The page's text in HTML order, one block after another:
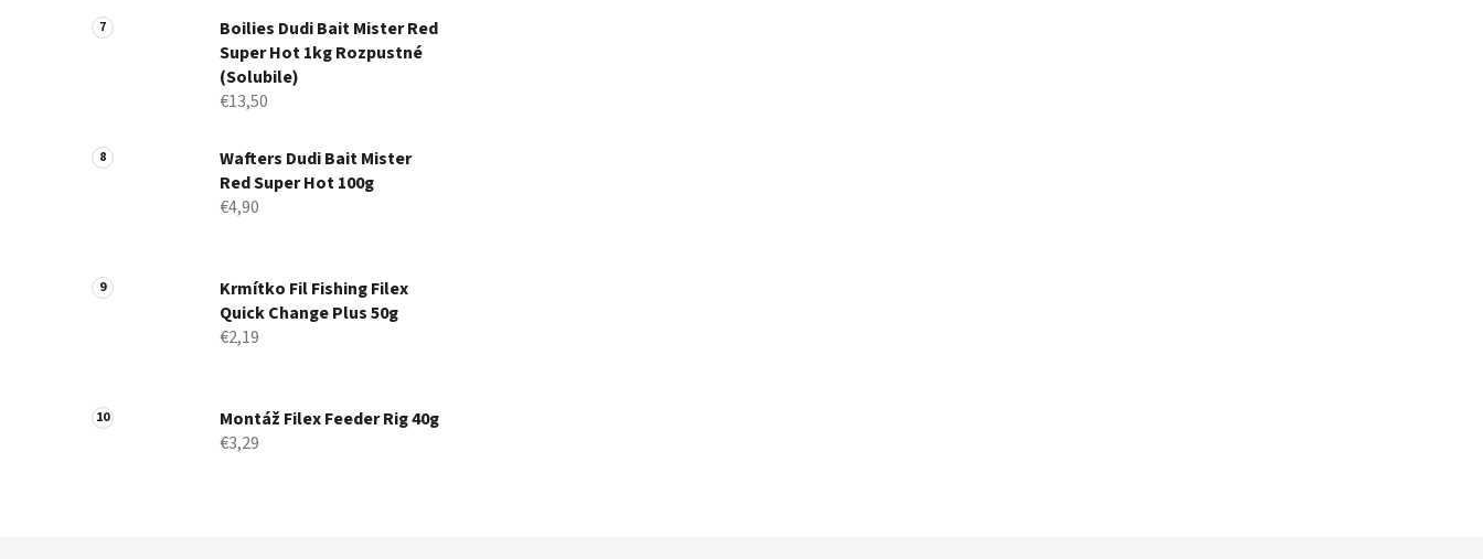
Boilies Dudi Bait Mister Red
Super Hot 1kg Rozpustné
(Solubile)
€13,50
Wafters Dudi Bait Mister
Red Super Hot 100g
€4,90
Krmítko Fil Fishing Filex
Quick Change Plus 50g
€2,19
Montáž Filex Feeder Rig 40g
€3,29